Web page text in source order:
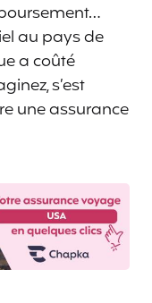
au pays de
a coûté
s’est
une assurance